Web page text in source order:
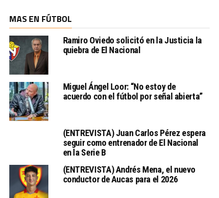
MAS EN FÚTBOL
Ramiro Oviedo solicitó en la Justicia la
quiebra de El Nacional
Miguel Ángel Loor: “No estoy de
acuerdo con el fútbol por señal abierta”
(ENTREVISTA) Juan Carlos Pérez espera
seguir como entrenador de El Nacional
en la Serie B
(ENTREVISTA) Andrés Mena, el nuevo
conductor de Aucas para el 2026